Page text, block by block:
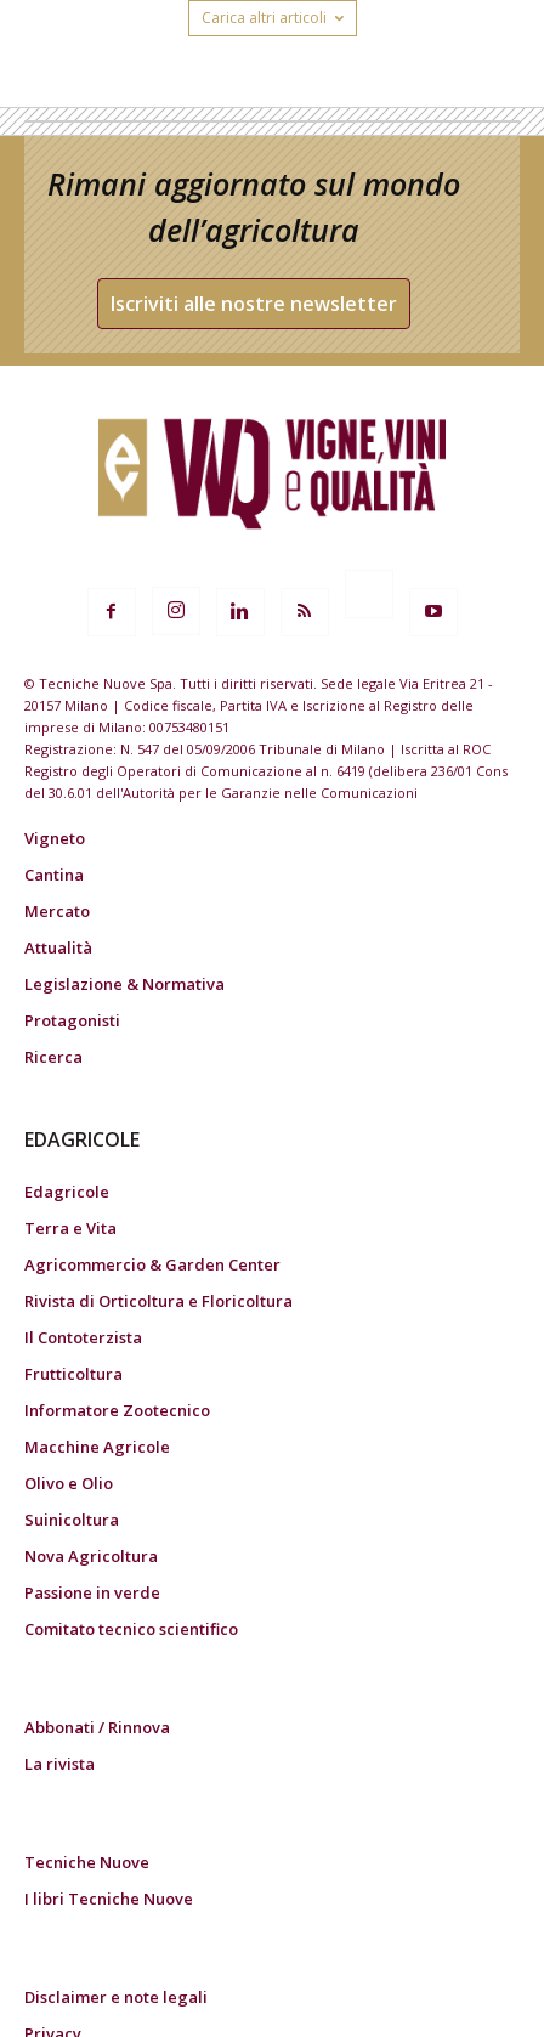
Carica altri articoli
Rimani aggiornato sul mondo
dell’agricoltura
Iscriviti alle nostre newsletter
© Tecniche Nuove Spa. Tutti i diritti riservati. Sede legale Via Eritrea 21 -
20157 Milano | Codice fiscale, Partita IVA e Iscrizione al Registro delle
imprese di Milano: 00753480151
Registrazione: N. 547 del 05/09/2006 Tribunale di Milano | Iscritta al ROC
Registro degli Operatori di Comunicazione al n. 6419 (delibera 236/01 Cons
del 30.6.01 dell'Autorità per le Garanzie nelle Comunicazioni
Vigneto
Cantina
Mercato
Attualità
Legislazione & Normativa
Protagonisti
Ricerca
EDAGRICOLE
Edagricole
Terra e Vita
Agricommercio & Garden Center
Rivista di Orticoltura e Floricoltura
Il Contoterzista
Frutticoltura
Informatore Zootecnico
Macchine Agricole
Olivo e Olio
Suinicoltura
Nova Agricoltura
Passione in verde
Comitato tecnico scientifico
Abbonati / Rinnova
La rivista
Tecniche Nuove
I libri Tecniche Nuove
Disclaimer e note legali